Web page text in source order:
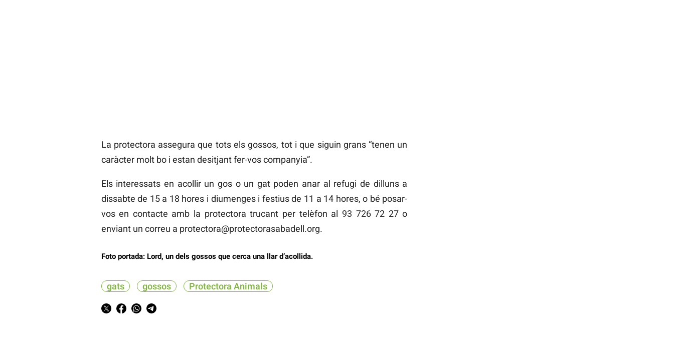
La protectora assegura que tots els gossos, tot i que siguin grans “tenen un
caràcter molt bo i estan desitjant fer-vos companyia”.
Els interessats en acollir un gos o un gat poden anar al refugi de dilluns a
dissabte de 15 a 18 hores i diumenges i festius de 11 a 14 hores, o bé posar-
vos en contacte amb la protectora trucant per telèfon al 93 726 72 27 o
enviant un correu a protectora@protectorasabadell.org.
Foto portada: Lord, un dels gossos que cerca una llar d’acollida.
gats gossos Protectora Animals